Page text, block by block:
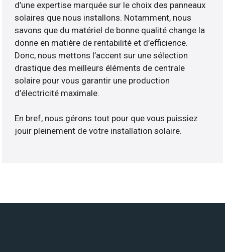
d’une expertise marquée sur le choix des panneaux
solaires que nous installons. Notamment, nous
savons que du matériel de bonne qualité change la
donne en matière de rentabilité et d’efficience.
Donc, nous mettons l’accent sur une sélection
drastique des meilleurs éléments de centrale
solaire pour vous garantir une production
d’électricité maximale.
En bref, nous gérons tout pour que vous puissiez
jouir pleinement de votre installation solaire.